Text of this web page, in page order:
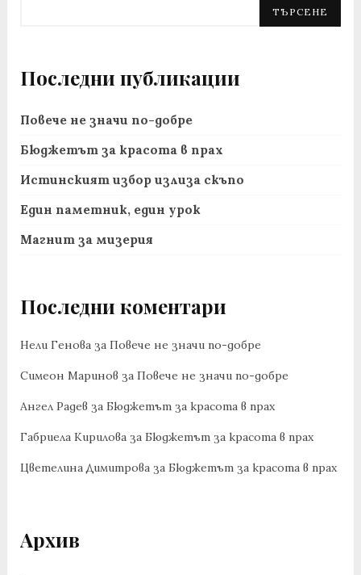
ТЪРСЕНЕ
Последни публикации
Повече не значи по-добре
Бюджетът за красота в прах
Истинският избор излиза скъпо
Един паметник, един урок
Магнит за мизерия
Последни коментари
Нели Генова за Повече не значи по-добре
Симеон Маринов за Повече не значи по-добре
Ангел Радев за Бюджетът за красота в прах
Габриела Кирилова за Бюджетът за красота в прах
Цветелина Димитрова за Бюджетът за красота в прах
Архив